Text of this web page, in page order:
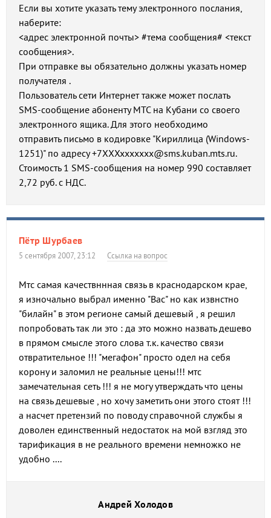
Если вы хотите указать тему электронного послания,
наберите:
<адрес электронной почты> #тема сообщения# <текст
сообщения>.
При отправке вы обязательно должны указать номер
получателя .
Пользователь сети Интернет также может послать
SMS-сообщение абоненту МТС на Кубани со своего
электронного ящика. Для этого необходимо
отправить письмо в кодировке "Кириллица (Windows-
1251)" по адресу +7ХХХххххххх@sms.kuban.mts.ru.
Стоимость 1 SMS-сообщения на номер 990 составляет
2,72 руб. с НДС.
Пётр Шурбаев
5 сентября 2007, 23:12 Ссылка на вопрос
Мтс самая качествннная связь в краснодарском крае,
я изночально выбрал именно "Вас" но как извнстно
"билайн" в этом регионе самый дешевый , я решил
попробовать так ли это : да это можно назвать дешево
в прямом смысле этого слова т.к. качество связи
отвратительное !!! "мегафон" просто одел на себя
корону и заломил не реальные цены!!! мтс
замечательная сеть !!! я не могу утверждать что цены
на связь дешевые , но хочу заметить они этого стоят !!!
а насчет претензий по поводу справочной службы я
доволен единственный недостаток на мой взгляд это
тарификация в не реального времени немножко не
удобно ....
Андрей Холодов